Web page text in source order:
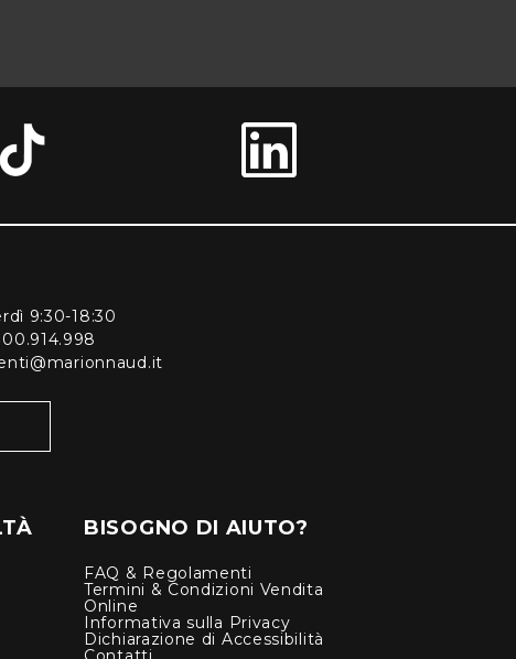
9:30-18:30
BISOGNO DI AIUTO?
FAQ & Regolamenti
Termini & Condizioni Vendita
Online
Informativa sulla Privacy
Dichiarazione di Accessibilità